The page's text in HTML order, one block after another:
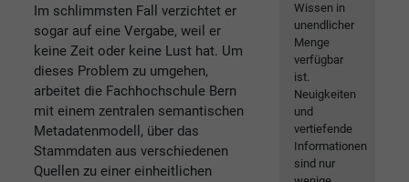
Im schlimmsten Fall verzichtet er
sogar auf eine Vergabe, weil er
keine Zeit oder keine Lust hat. Um
dieses Problem zu umgehen,
arbeitet die Fachhochschule Bern
mit einem zentralen semantischen
Metadatenmodell, über das
Stammdaten aus verschiedenen
Quellen zu einer einheitlichen
Wissen in
unendlicher
Menge
verfügbar
ist.
Neuigkeiten
und
vertiefende
Informationen
sind nur